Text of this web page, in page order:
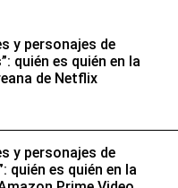
y personajes de
quién es quién en la
de Netflix
y personajes de
quién es quién en la